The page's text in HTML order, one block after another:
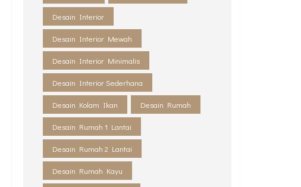
Desain Interior
Desain Interior Mewah
Desain Interior Minimalis
Desain Interior Sederhana
Desain Kolam Ikan Desain Rumah
Desain Rumah 1 Lantai
Desain Rumah 2 Lantai
Desain Rumah Kayu